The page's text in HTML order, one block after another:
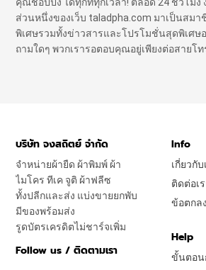
ส่วนหนึ่งของเว็บ taladpha.com มาเป็นสมา
พิเศษรวมทั้งข่าวสารและโปรโมชั่นสุดพิเศษ
ถามใดๆ พวกเรารอตอบคุณอยู่เพียงต่อสายโท
บริษัท จงสถิตย์ จำกัด
จำหน่ายผ้ายืด ผ้าพิมพ์ ผ้า
ไมโคร ทีเค จูติ ผ้าฟลีซ
ทั้งปลีกและส่ง แบ่งขายยกพับ
มีของพร้อมส่ง
รูดบัตรเครดิตไม่ชาร์จเพิ่ม
Follow us / ติดตามเรา
Info
เกี่ยวกับ
ติดต่อเ
ข้อตกล
Help
ขั้นตอน